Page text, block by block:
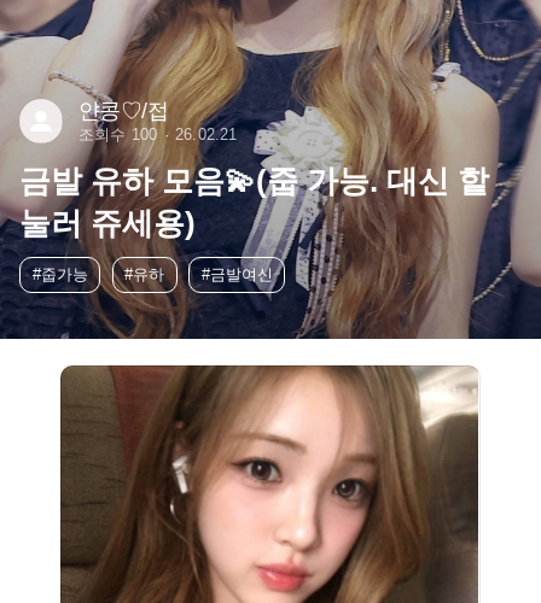
얀콩♡/접
조회수 100 26.02.21
금발 유하 모음💫(줍 가능. 대신 핱
눌러 쥬세용)
#줍가능 #유하 #금발여신